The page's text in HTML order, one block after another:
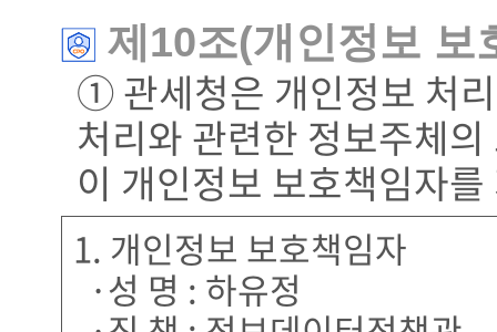
제10조(개인정보 보
① 관세청은 개인정보 처
처리와 관련한 정보주체
이 개인정보 보호책임자
1. 개인정보 보호책임자
·성 명 : 하유정